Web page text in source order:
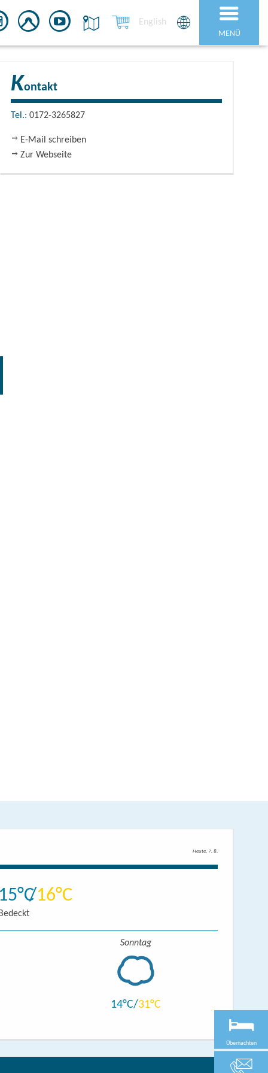
MENÜ
English
Kontakt
Tel.:0172-3265827
E-Mail schreiben
Zur Webseite
Heute, 7. 8.
15 16
Bedeckt
Sonntag
14 31
Übernachten